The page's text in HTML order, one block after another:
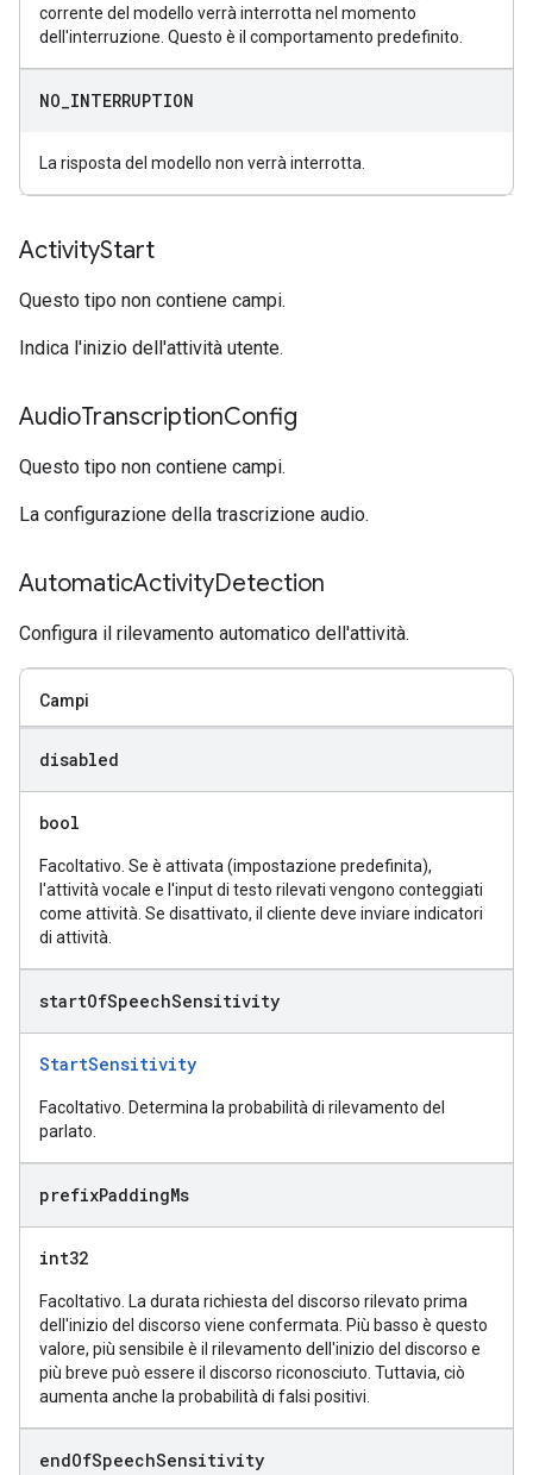
corrente del modello verrà interrotta nel momento
dell'interruzione. Questo è il comportamento predefinito.
NO INTERRUPTION
La risposta del modello non verrà interrotta.
ActivityStart
Questo tipo non contiene campi.
Indica l'inizio dell'attività utente.
AudioTranscriptionConfig
Questo tipo non contiene campi.
La configurazione della trascrizione audio.
AutomaticActivityDetection
Configura il rilevamento automatico dell'attività.
Campi
disabled
bool
Facoltativo. Se è attivata (impostazione predefinita),
l'attività vocale e l'input di testo rilevati vengono conteggiati
come attività. Se disattivato, il cliente deve inviare indicatori
di attività.
startOfSpeechSensitivity
StartSensitivity
Facoltativo. Determina la probabilità di rilevamento del
parlato.
prefixPaddingMs
int32
Facoltativo. La durata richiesta del discorso rilevato prima
dell'inizio del discorso viene confermata. Più basso è questo
valore, più sensibile è il rilevamento dell'inizio del discorso e
più breve può essere il discorso riconosciuto. Tuttavia, ciò
aumenta anche la probabilità di falsi positivi.
endOfSpeechSensitivity